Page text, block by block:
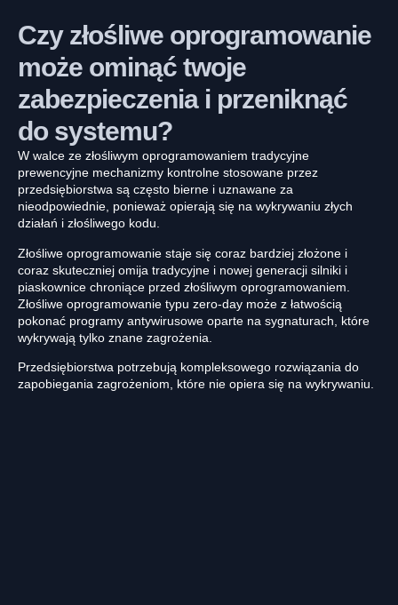
Czy złośliwe oprogramowanie
może ominąć twoje
zabezpieczenia i przeniknąć
do systemu?
W walce ze złośliwym oprogramowaniem tradycyjne
prewencyjne mechanizmy kontrolne stosowane przez
przedsiębiorstwa są często bierne i uznawane za
nieodpowiednie, ponieważ opierają się na wykrywaniu złych
działań i złośliwego kodu.
Złośliwe oprogramowanie staje się coraz bardziej złożone i
coraz skuteczniej omija tradycyjne i nowej generacji silniki i
piaskownice chroniące przed złośliwym oprogramowaniem.
Złośliwe oprogramowanie typu zero-day może z łatwością
pokonać programy antywirusowe oparte na sygnaturach, które
wykrywają tylko znane zagrożenia.
Przedsiębiorstwa potrzebują kompleksowego rozwiązania do
zapobiegania zagrożeniom, które nie opiera się na wykrywaniu.